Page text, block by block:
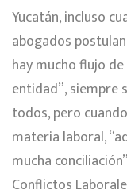
Yucatán, incluso
abogados
hay mucho flujo
entidad”, siempre
todos, pero
materia laboral,
mucha
Conflictos